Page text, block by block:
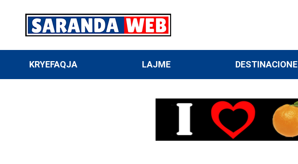
KRYEFAQJA LAJME DESTINACIONE